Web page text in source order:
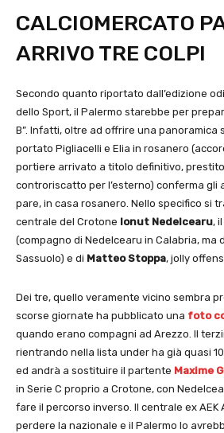
CALCIOMERCATO
ARRIVO TRE COLPI
Secondo quanto riportato dall’edizione
dello Sport, il Palermo starebbe per
B”. Infatti, oltre ad offrire una panoramica
portato Pigliacelli e Elia in rosanero
portiere arrivato a titolo definitivo,
controriscatto per l’esterno) conferma gli
pare, in casa rosanero. Nello specifico si
centrale del Crotone Ionut Nedelcearu,
(compagno di Nedelcearu in Calabria, ma
Sassuolo) e di Matteo Stoppa, jolly
Dei tre, quello veramente vicino sembra
scorse giornate ha pubblicato una foto
quando erano compagni ad Arezzo. Il
rientrando nella lista under ha già quasi
ed andrà a sostituire il partente Maxime
in Serie C proprio a Crotone, con
fare il percorso inverso. Il centrale ex
perdere la nazionale e il Palermo lo